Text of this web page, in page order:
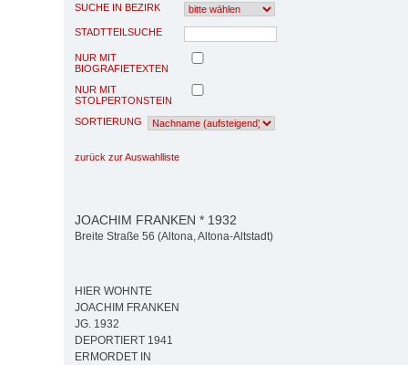
SUCHE IN BEZIRK
STADTTEILSUCHE
NUR MIT
BIOGRAFIETEXTEN
NUR MIT
STOLPERTONSTEIN
SORTIERUNG
zurück zur Auswahlliste
JOACHIM FRANKEN * 1932
Breite Straße 56 (Altona, Altona-Altstadt)
HIER WOHNTE
JOACHIM FRANKEN
JG. 1932
DEPORTIERT 1941
ERMORDET IN